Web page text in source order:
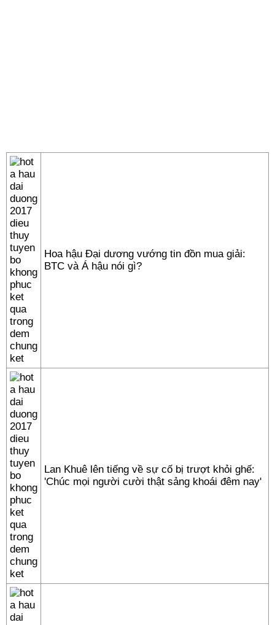
Hoa hậu Đại dương vướng tin đồn mua giải:
BTC và Á hậu nói gì?
Lan Khuê lên tiếng về sự cố bị trượt khỏi ghế:
'Chúc mọi người cười thật sảng khoái đêm nay'